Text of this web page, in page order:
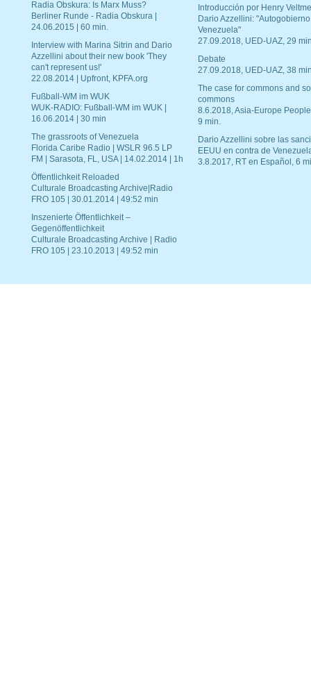
Radia Obskura: Is Marx Muss?
Berliner Runde - Radia Obskura |
24.06.2015 | 60 min.
Interview with Marina Sitrin and Dario
Azzellini about their new book 'They
can't represent us!'
22.08.2014 | Upfront, KPFA.org
Fußball-WM im WUK
WUK-RADIO: Fußball-WM im WUK |
16.06.2014 | 30 min
The grassroots of Venezuela
Florida Caribe Radio | WSLR 96.5 LP
FM | Sarasota, FL, USA | 14.02.2014 | 1h
Öffentlichkeit Reloaded
Culturale Broadcasting Archive|Radio
FRO 105 | 30.01.2014 | 49:52 min
Inszenierte Öffentlichkeit –
Gegenöffentlichkeit
Culturale Broadcasting Archive | Radio
FRO 105 | 23.10.2013 | 49:52 min
Introducción por Henry
Dario Azzellini:
Venezuela"
27.09.2018, UED-UAZ, 29
Debate
27.09.2018, UED-UAZ, 38
The case for commons and
commons
8.6.2018, Asia-Europe
9 min.
Dario Azzellini sobre las
EEUU en contra de
3.8.2017, RT en Español, 6